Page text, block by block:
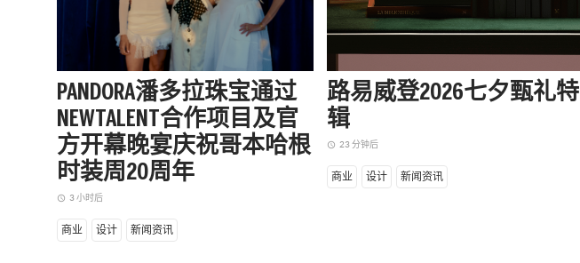
PANDORA潘多拉珠宝通过
NEWTALENT合作项目及官
方开幕晚宴庆祝哥本哈根
时装周20周年
access_time 3 小时后
商业 设计 新闻资讯
路易威登2026七夕甄礼特
辑
access_time 23 分钟后
商业 设计 新闻资讯